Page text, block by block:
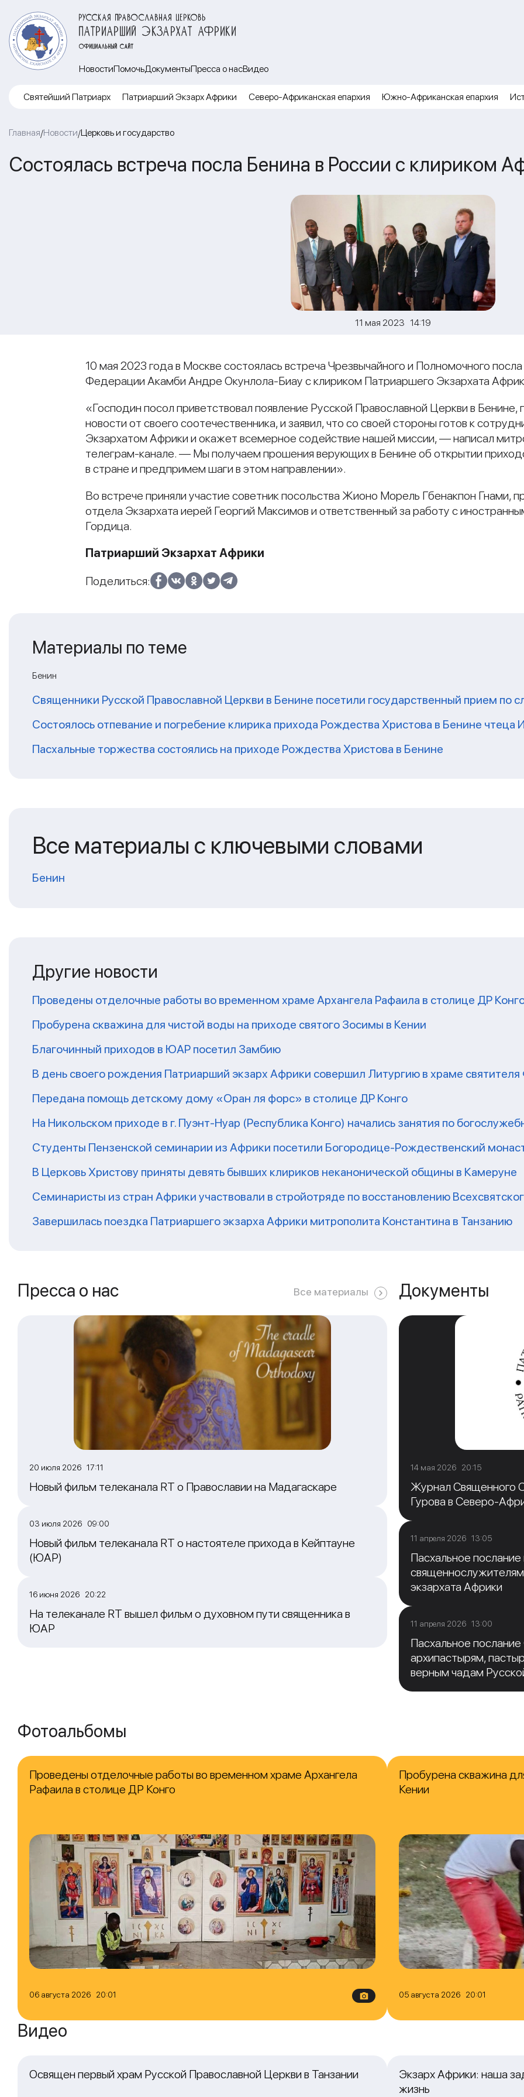
РУССКАЯ ПРАВОСЛАВНАЯ ЦЕРКОВЬ
ПАТРИАРШИЙ ЭКЗАРХАТ АФРИКИ
ОФИЦИАЛЬНЫЙ САЙТ
НовостиПомочьДокументыПресса о насВидео
Cвятейший Патриарх Патриарший Экзарх Африки Северо-Африканская епархия Южно-Африканская епархия
Главная/Новости/Церковь и государство
Состоялась встреча посла Бенина в России с клириком
11 мая 2023 14:19
10 мая 2023 года в Москве состоялась встреча Чрезвычайного и Полномочного
Федерации Акамби Андре Окунлола-Биау с клириком Патриаршего Экзархата
«Господин посол приветствовал появление Русской Православной Церкви в
новости от своего соотечественника, и заявил, что со своей стороны готов к
Экзархатом Африки и окажет всемерное содействие нашей миссии, — написал
телеграм-канале. — Мы получаем прошения верующих в Бенине об открытии
в стране и предпримем шаги в этом направлении».
Во встрече приняли участие советник посольства Жионо Морель Гбенакпон Гнами,
отдела Экзархата иерей Георгий Максимов и ответственный за работу с
Гордица.
Патриарший Экзархат Африки
Поделиться:
Материалы по теме
Бенин
Священники Русской Православной Церкви в Бенине посетили государственный прием по
Состоялось отпевание и погребение клирика прихода Рождества Христова в Бенине чтеца
Пасхальные торжества состоялись на приходе Рождества Христова в Бенине
Все материалы с ключевыми словами
Бенин
Другие новости
Проведены отделочные работы во временном храме Архангела Рафаила в столице ДР
Пробурена скважина для чистой воды на приходе святого Зосимы в Кении
Благочинный приходов в ЮАР посетил Замбию
В день своего рождения Патриарший экзарх Африки совершил Литургию в храме
Передана помощь детскому дому «Оран ля форс» в столице ДР Конго
На Никольском приходе в г. Пуэнт-Нуар (Республика Конго) начались занятия по
Студенты Пензенской семинарии из Африки посетили Богородице-Рождественский
В Церковь Христову приняты девять бывших клириков неканонической общины в Камеруне
Семинаристы из стран Африки участвовали в стройотряде по восстановлению
Завершилась поездка Патриаршего экзарха Африки митрополита Константина в Танзанию
Пресса о нас Все материалы
20 июля 2026 17:11
Новый фильм телеканала RT о Православии на Мадагаскаре
03 июля 2026 09:00
Новый фильм телеканала RT о настоятеле прихода в Кейптауне
(ЮАР)
16 июня 2026 20:22
На телеканале RT вышел фильм о духовном пути священника в
ЮАР
Документы
14 мая 2026 20:15
Журнал Священного
Гурова в Северо-
11 апреля 2026 13:05
Пасхальное
экзархата Африки
11 апреля 2026 13:00
Пасхальное
архипастырям,
верным чадам
Фотоальбомы
06 августа 2026 20:01
Проведены отделочные работы во временном храме Архангела
Рафаила в столице ДР Конго
05 августа 2026 20:01
Пробурена скважина
Кении
Видео
Освящен первый храм Русской Православной Церкви в Танзании
Экзарх Африки: наша
жизнь